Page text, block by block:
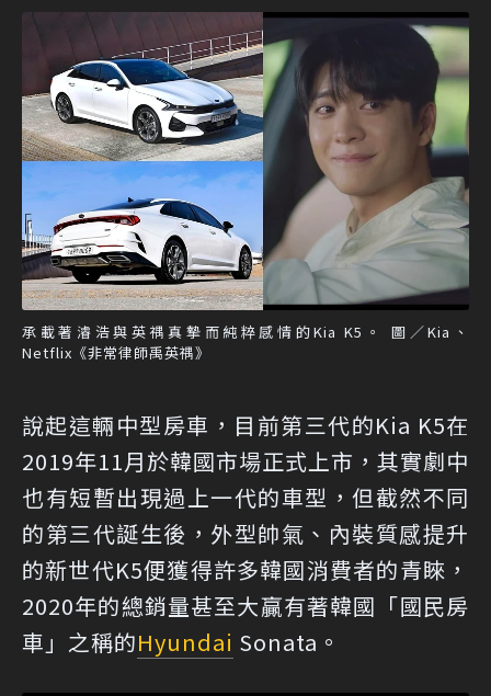
承載著濬浩與英禑真摯而純粹感情的Kia K5。 圖／Kia、
Netflix《非常律師禹英禑》
說起這輛中型房車，目前第三代的Kia K5在
2019年11月於韓國市場正式上市，其實劇中
也有短暫出現過上一代的車型，但截然不同
的第三代誕生後，外型帥氣、內裝質感提升
的新世代K5便獲得許多韓國消費者的青睞，
2020年的總銷量甚至大贏有著韓國「國民房
車」之稱的Hyundai Sonata。